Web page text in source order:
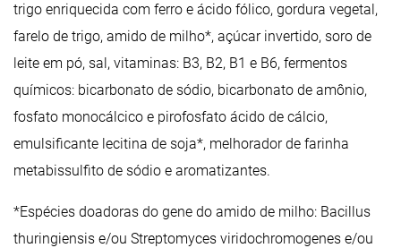
trigo enriquecida com ferro e ácido fólico, gordura vegetal,
farelo de trigo, amido de milho*, açúcar invertido, soro de
leite em pó, sal, vitaminas: B3, B2, B1 e B6, fermentos
químicos: bicarbonato de sódio, bicarbonato de amônio,
fosfato monocálcico e pirofosfato ácido de cálcio,
emulsificante lecitina de soja*, melhorador de farinha
metabissulfito de sódio e aromatizantes.
*Espécies doadoras do gene do amido de milho: Bacillus
thuringiensis e/ou Streptomyces viridochromogenes e/ou